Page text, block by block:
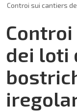
Controi sui cantiers
dei loti